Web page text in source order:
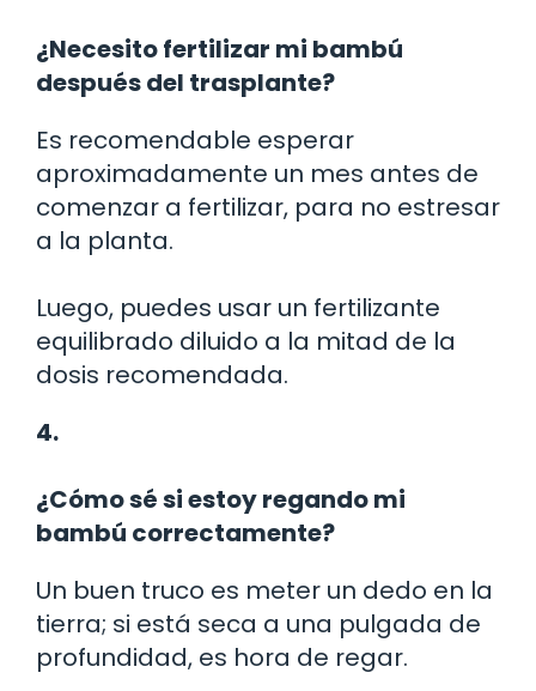
¿Necesito fertilizar mi bambú
después del trasplante?
Es recomendable esperar
aproximadamente un mes antes de
comenzar a fertilizar, para no estresar
a la planta.
Luego, puedes usar un fertilizante
equilibrado diluido a la mitad de la
dosis recomendada.
4.
¿Cómo sé si estoy regando mi
bambú correctamente?
Un buen truco es meter un dedo en la
tierra; si está seca a una pulgada de
profundidad, es hora de regar.